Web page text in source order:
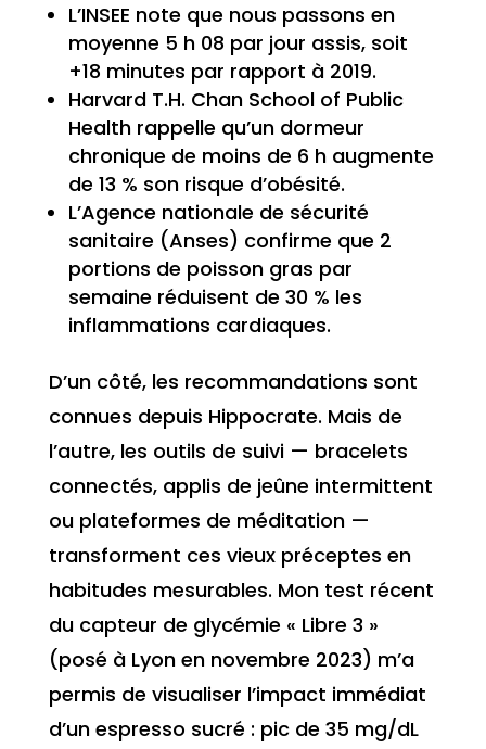
L’INSEE note que nous passons en
moyenne 5 h 08 par jour assis, soit
+18 minutes par rapport à 2019.
Harvard T.H. Chan School of Public
Health rappelle qu’un dormeur
chronique de moins de 6 h augmente
de 13 % son risque d’obésité.
L’Agence nationale de sécurité
sanitaire (Anses) confirme que 2
portions de poisson gras par
semaine réduisent de 30 % les
inflammations cardiaques.
D’un côté, les recommandations sont
connues depuis Hippocrate. Mais de
l’autre, les outils de suivi — bracelets
connectés, applis de jeûne intermittent
ou plateformes de méditation —
transforment ces vieux préceptes en
habitudes mesurables. Mon test récent
du capteur de glycémie « Libre 3 »
(posé à Lyon en novembre 2023) m’a
permis de visualiser l’impact immédiat
d’un espresso sucré : pic de 35 mg/dL